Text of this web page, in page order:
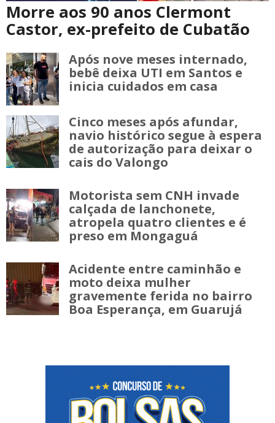
Morre aos 90 anos Clermont
Castor, ex-prefeito de Cubatão
Após nove meses internado,
bebê deixa UTI em Santos e
inicia cuidados em casa
Cinco meses após afundar,
navio histórico segue à espera
de autorização para deixar o
cais do Valongo
Motorista sem CNH invade
calçada de lanchonete,
atropela quatro clientes e é
preso em Mongaguá
Acidente entre caminhão e
moto deixa mulher
gravemente ferida no bairro
Boa Esperança, em Guarujá